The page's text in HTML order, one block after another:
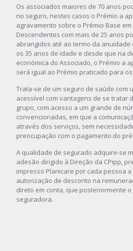
Os associados maiores de 70 anos
no seguro, nestes casos o Prémio a
agravamento sobre o Prémio Base em
Descendentes com mais de 25 anos
abrangidos até ao termo da anuidade
os 35 anos de idade e desde que na
económica do Associado, o Prémio a
será igual ao Prémio praticado para
Trata-se de um seguro de saúde com
acessível com vantagens de se tratar
grupo, com acesso a um grande de
convencionadas, em que a
através dos serviços, sem
preocupação com o pagamento do
A qualidade de segurado adquire-se
adesão dirigido à Direção da CPipp,
impresso Planicare por cada pessoa
autorização de desconto na
direto em conta, que posteriormente
seguradora.